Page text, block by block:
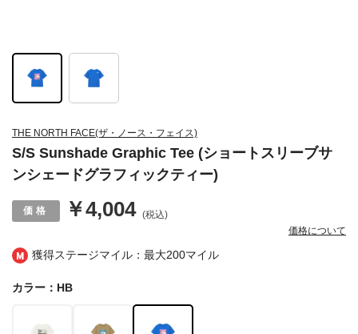
獲得ステージマイル：最大200マイル
THE NORTH FACE(ザ・ノース・フェイス)
S/S Sunshade Graphic Tee (ショートスリーブサ
ンシェードグラフィックティー)
￥4,004 (税込)
価格について
カラー：HB